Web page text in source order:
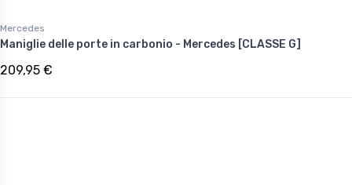
Mercedes
Maniglie delle porte in carbonio - Mercedes [CLASSE G]
209,95 €